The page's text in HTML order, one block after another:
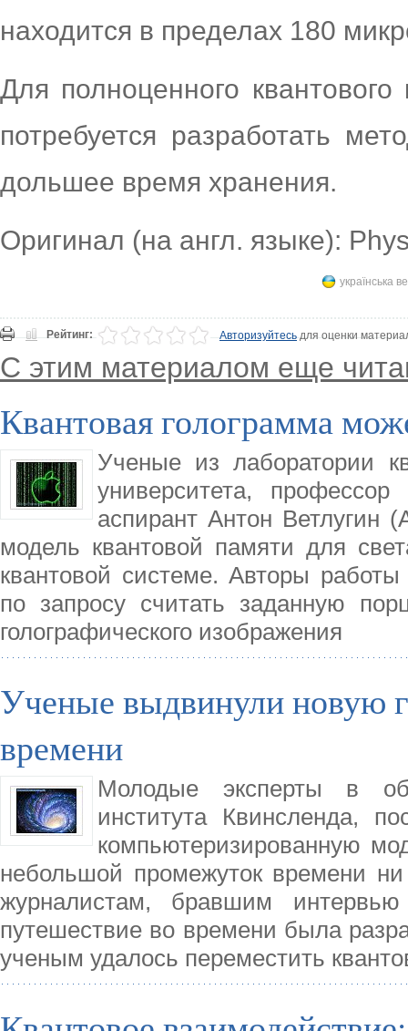
находится в пределах 180
Для полноценного
потребуется разработать
дольшее время хранения.
Оригинал (на англ. языке):
українська
Рейтинг: Авторизуйтесьдля оценки
С этим материалом еще
Квантовая голограмма
Ученые из лаборатории
университета,
аспирант Антон Ветлугин
модель квантовой памяти для
квантовой системе. Авторы
по запросу считать заданную
голографического изображения
Ученые выдвинули новую
времени
Молодые эксперты в
института Квинсленда,
компьютеризированную
небольшой промежуток времени
журналистам, бравшим
путешествие во времени была
ученым удалось переместить